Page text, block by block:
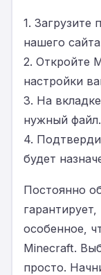
1. Загрузите
нашего
2. Откройте
настройки
3. На
нужный файл.
4.
будет
Постоянно
особенное,
Minecraft.
просто.